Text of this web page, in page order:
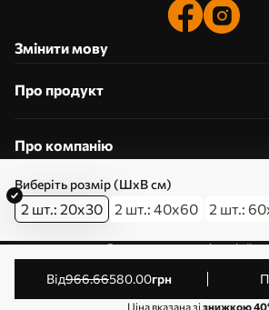
Виберіть розмір (ШхВ см)
2 шт.: 20x30 2 шт.: 40x60 2 шт.:
від966.66580.00грн
Ціна вказана зізнижкою
Змінити мову
Про продукт
Про компанію
Редагування дозволів на
© 2011-2026 Art-holst. Усі права
ТОВ “КЛЄВЄР”. Код ЄДРПОУ: